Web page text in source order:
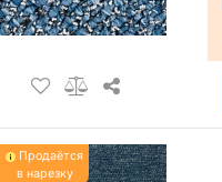
Продаётся
в нарезку